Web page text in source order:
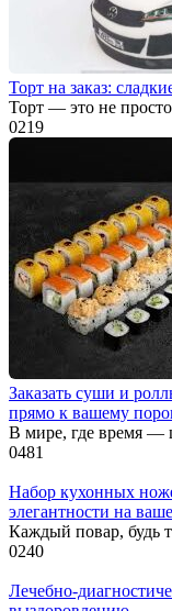
Торт на заказ:
Торт — это не
0219
Заказать суши и
прямо к вашему
В мире, где время —
0481
Набор кухонных
элегантности на
Каждый повар, будь
0240
Лечебно-